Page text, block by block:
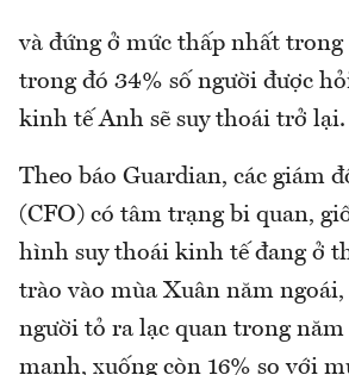
và đứng ở mức thấp nhất trong
trong đó 34% số người được
kinh tế Anh sẽ suy thoái trở lại.
Theo báo Guardian, các giám
(CFO) có tâm trạng bi quan,
hình suy thoái kinh tế đang ở
trào vào mùa Xuân năm
người tỏ ra lạc quan trong năm
mạnh, xuống còn 16% so với